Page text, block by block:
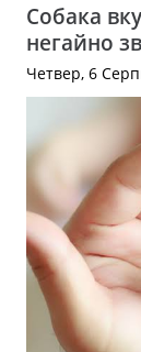
Собака
негайно
Четвер, 6